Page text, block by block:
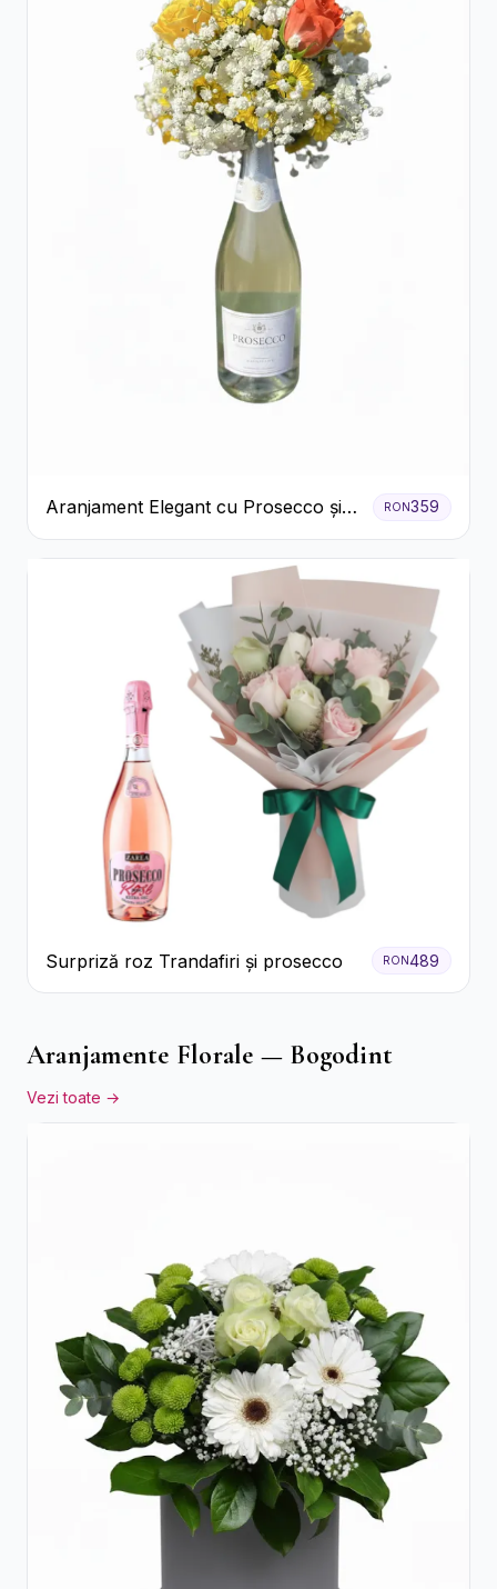
Aranjament Elegant cu Prosecco și
Flori Galbene.
RON359
Surpriză roz Trandafiri și prosecco RON489
Aranjamente Florale — Bogodint
Vezi toate →